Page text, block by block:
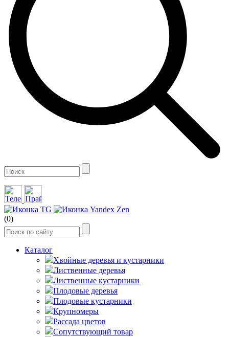
(0)
Каталог
Хвойные деревья и кустарники
Лиственные деревья
Лиственные кустарники
Плодовые деревья
Плодовые кустарники
Крупномеры
Рассада цветов
Сопутствующий товар